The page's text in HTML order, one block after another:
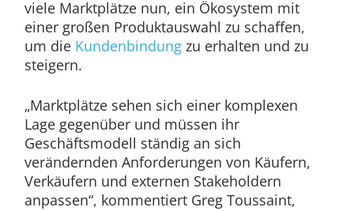
viele Marktplätze nun, ein Ökosystem mit
einer großen Produktauswahl zu schaffen,
um die Kundenbindungzu erhalten und zu
steigern.
„Marktplätze sehen sich einer komplexen
Lage gegenüber und müssen ihr
Geschäftsmodell ständig an sich
verändernden Anforderungen von Käufern,
Verkäufern und externen Stakeholdern
anpassen“, kommentiert Greg Toussaint,